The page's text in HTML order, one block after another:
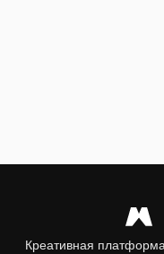
Креативная